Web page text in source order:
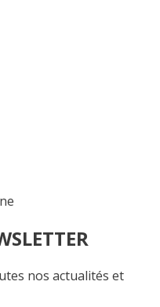
nos actualités et